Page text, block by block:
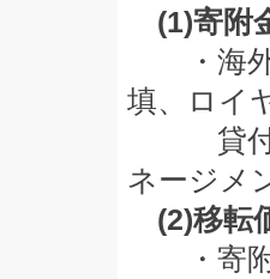
(1)寄附
・海外
填、ロイ
貸付金
ネージメ
(2)移転
・寄附